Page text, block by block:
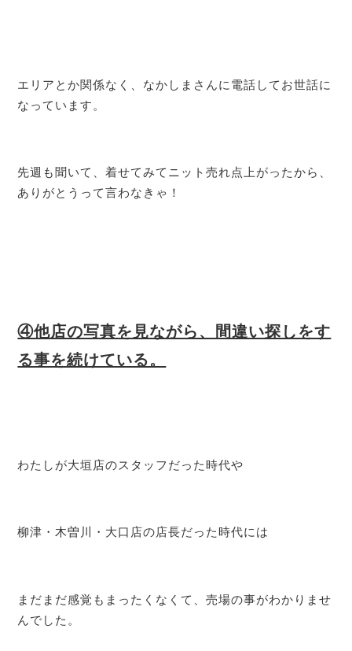
エリアとか関係なく、なかしまさんに電話してお世話に
なっています。
先週も聞いて、着せてみてニット売れ点上がったから、
ありがとうって言わなきゃ！
④他店の写真を見ながら、間違い探しをす
る事を続けている。
わたしが大垣店のスタッフだった時代や
柳津・木曽川・大口店の店長だった時代には
まだまだ感覚もまったくなくて、売場の事がわかりませ
んでした。